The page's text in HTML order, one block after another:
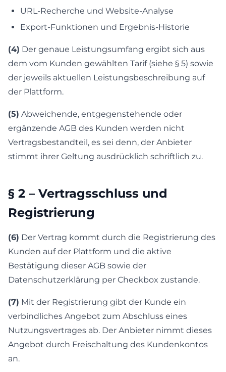
URL-Recherche und Website-Analyse
Export-Funktionen und Ergebnis-Historie
(4) Der genaue Leistungsumfang ergibt sich aus
dem vom Kunden gewählten Tarif (siehe § 5) sowie
der jeweils aktuellen Leistungsbeschreibung auf
der Plattform.
(5) Abweichende, entgegenstehende oder
ergänzende AGB des Kunden werden nicht
Vertragsbestandteil, es sei denn, der Anbieter
stimmt ihrer Geltung ausdrücklich schriftlich zu.
§ 2 – Vertragsschluss und
Registrierung
(6) Der Vertrag kommt durch die Registrierung des
Kunden auf der Plattform und die aktive
Bestätigung dieser AGB sowie der
Datenschutzerklärung per Checkbox zustande.
(7) Mit der Registrierung gibt der Kunde ein
verbindliches Angebot zum Abschluss eines
Nutzungsvertrages ab. Der Anbieter nimmt dieses
Angebot durch Freischaltung des Kundenkontos
an.